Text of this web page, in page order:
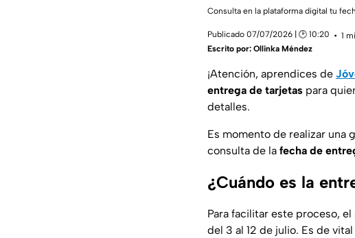
Consulta en la plataforma digital tu
Publicado 07/07/2026 | 🕑 10:20
1
Escrito por: Ollinka Méndez
¡Atención, aprendices de
entrega de tarjetas para
detalles.
Es momento de realizar una
consulta de la fecha de
¿Cuándo es la
Para facilitar este proceso,
del 3 al 12 de julio. Es de